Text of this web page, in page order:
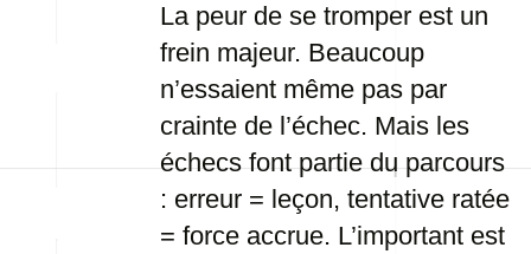
La peur de se tromper est un
frein majeur. Beaucoup
n’essaient même pas par
crainte de l’échec. Mais les
échecs font partie du parcours
: erreur = leçon, tentative ratée
= force accrue. L’important est